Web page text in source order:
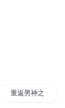
重返男神之路